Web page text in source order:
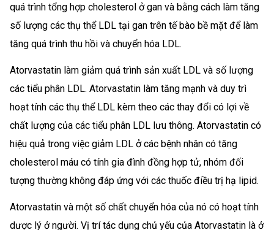
quá trình tổng hợp cholesterol ở gan và bằng cách làm tăng
số lượng các thụ thể LDL tại gan trên tế bào bề mặt để làm
tăng quá trình thu hồi và chuyển hóa LDL.
Atorvastatin làm giảm quá trình sản xuất LDL và số lượng
các tiểu phân LDL. Atorvastatin làm tăng mạnh và duy trì
hoạt tính các thụ thể LDL kèm theo các thay đổi có lợi về
chất lượng của các tiểu phân LDL lưu thông. Atorvastatin có
hiệu quả trong việc giảm LDL ở các bệnh nhân có tăng
cholesterol máu có tính gia đình đồng hợp tử, nhóm đối
tượng thường không đáp ứng với các thuốc điều trị hạ lipid.
Atorvastatin và một số chất chuyển hóa của nó có hoạt tính
dược lý ở người. Vị trí tác dụng chủ yếu của Atorvastatin là ở